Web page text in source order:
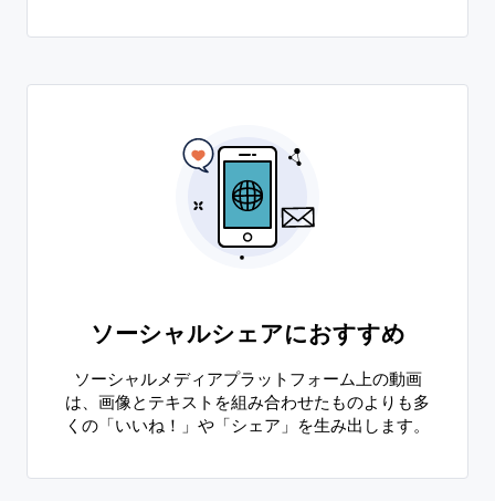
ソーシャルシェアにおすすめ
ソーシャルメディアプラットフォーム上の動画
は、画像とテキストを組み合わせたものよりも多
くの「いいね！」や「シェア」を生み出します。